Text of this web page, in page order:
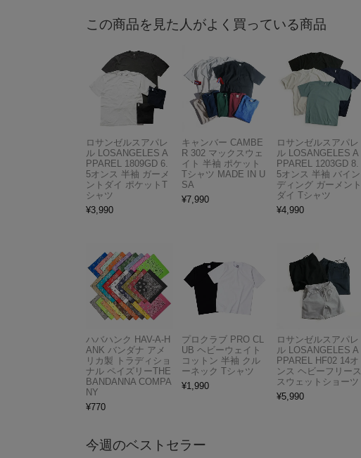
この商品を見た人がよく買っている商品
ロサンゼルスアパレ
ル LOSANGELES A
PPAREL 1809GD 6.
5オンス 半袖 ガーメ
ントダイ ポケットT
シャツ
¥3,990
キャンバー CAMBE
R 302 マックスウェ
イト 半袖 ポケット
Tシャツ MADE IN U
SA
¥7,990
ロサンゼルスアパレ
ル LOSANGELES A
PPAREL 1203GD 8.
5オンス 半袖 バイン
ディング ガーメント
ダイ Tシャツ
¥4,990
ハバハンク HAV-A-H
ANK バンダナ アメ
リカ製 トラディショ
ナル ペイズリーTHE
BANDANNA COMPA
NY
¥770
プロクラブ PRO CL
UB ヘビーウェイト
コットン 半袖 クル
ーネック Tシャツ
¥1,990
ロサンゼルスアパレ
ル LOSANGELES A
PPAREL HF02 14オ
ンス ヘビーフリース
スウェットショーツ
¥5,990
今週のベストセラー